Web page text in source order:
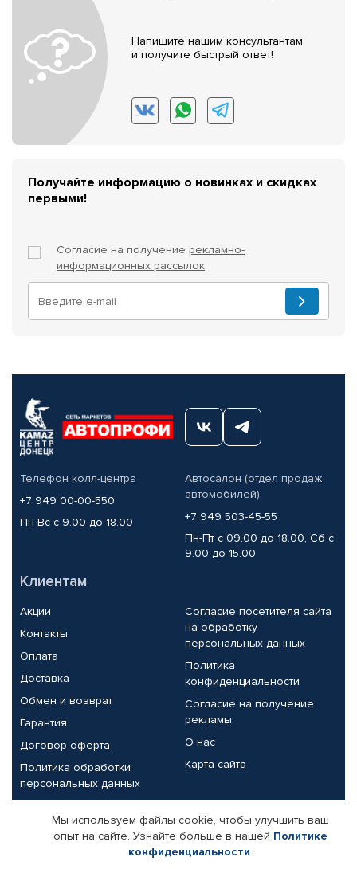
Напишите нашим консультантам
и получите быстрый ответ!
Получайте информацию о новинках и скидках
первыми!
Согласие на получение рекламно-
информационных рассылок
Телефон колл-центра
+7 949 00-00-550
Пн-Вс с 9.00 до 18.00
Автосалон (отдел продаж
автомобилей)
+7 949 503-45-55
Пн-Пт с 09.00 до 18.00, Сб с
9.00 до 15.00
Клиентам
Акции
Контакты
Оплата
Доставка
Обмен и возврат
Гарантия
Договор-оферта
Политика обработки
персональных данных
Согласие посетителя сайта
на обработку
персональных данных
Политика
конфиденциальности
Согласие на получение
рекламы
О нас
Карта сайта
Партнерам
Корпоративным клиентам
Реквизиты компании
Мы используем файлы cookie, чтобы улучшить ваш
опыт на сайте. Узнайте больше в нашей Политике
конфиденциальности.